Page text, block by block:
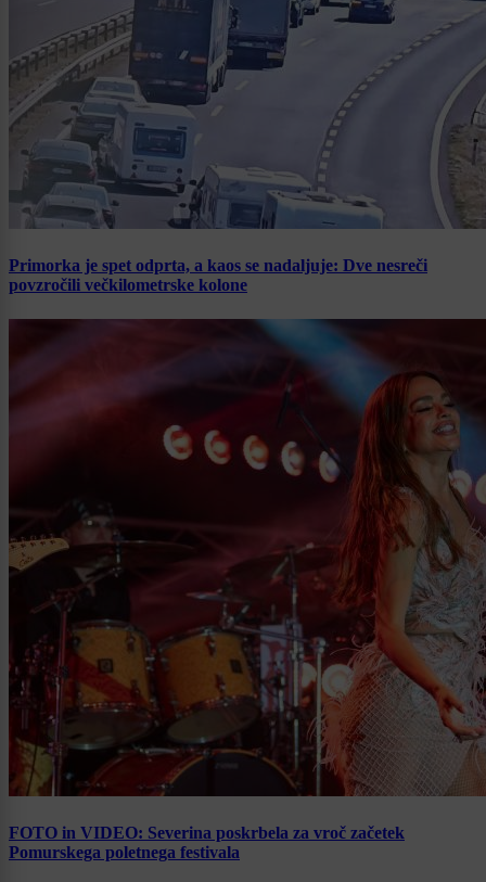
Primorka je spet odprta, a kaos se nadaljuje: Dve nesreči
povzročili večkilometrske kolone
FOTO in VIDEO: Severina poskrbela za vroč začetek
Pomurskega poletnega festivala